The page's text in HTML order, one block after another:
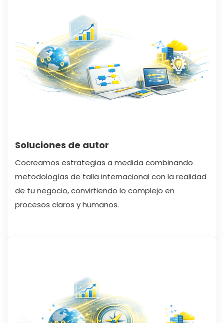
Soluciones de autor
Cocreamos estrategias a medida combinando
metodologías de talla internacional con la realidad
de tu negocio, convirtiendo lo complejo en
procesos claros y humanos.